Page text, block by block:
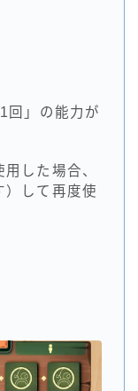
回」の能力が
した場合、
）して再度使